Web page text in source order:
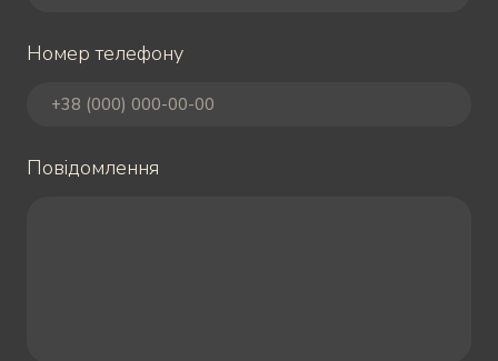
Номер телефону
Повідомлення